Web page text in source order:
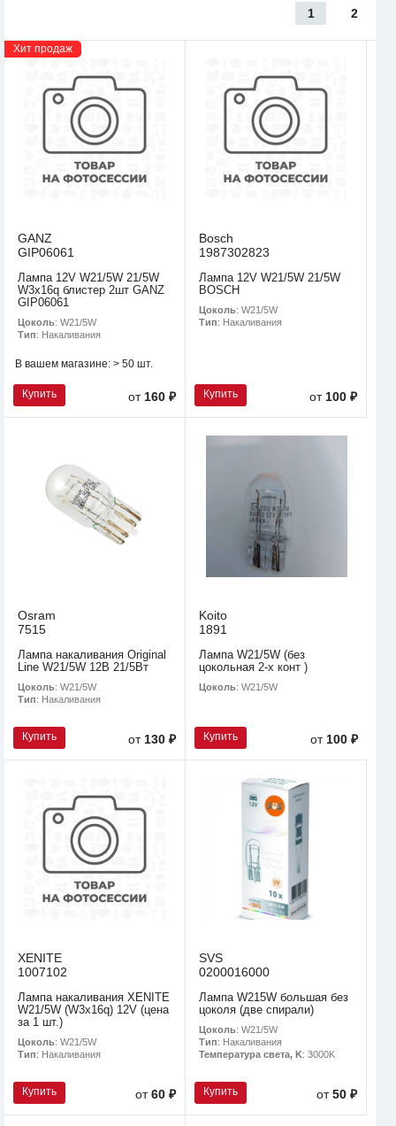
1 2
Хит продаж
GANZ
GIP06061
Лампа 12V W21/5W 21/5W
W3x16q блистер 2шт GANZ
GIP06061
Цоколь: W21/5W
Тип: Накаливания
В вашем магазине: > 50 шт.
Купить от 160 ₽
Bosch
1987302823
Лампа 12V W21/5W 21/5W
BOSCH
Цоколь: W21/5W
Тип: Накаливания
Купить от 100 ₽
Osram
7515
Лампа накаливания Original
Line W21/5W 12В 21/5Вт
Цоколь: W21/5W
Тип: Накаливания
Купить от 130 ₽
Koito
1891
Лампа W21/5W (без
цокольная 2-х конт )
Цоколь: W21/5W
Купить от 100 ₽
XENITE
1007102
Лампа накаливания XENITE
W21/5W (W3x16q) 12V (цена
за 1 шт.)
Цоколь: W21/5W
Тип: Накаливания
Купить от60 ₽
SVS
0200016000
Лампа W215W большая без
цоколя (две спирали)
Цоколь: W21/5W
Тип: Накаливания
Температура света, K: 3000K
Купить от50 ₽